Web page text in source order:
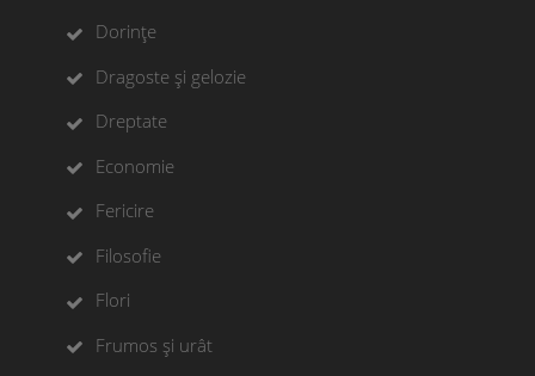
Dorințe
Dragoste și gelozie
Dreptate
Economie
Fericire
Filosofie
Flori
Frumos și urât